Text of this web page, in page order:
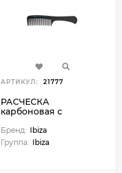
АРТИКУЛ: 21777
РАСЧЕСКА
карбоновая с
Бренд: Ibiza
Группа: Ibiza